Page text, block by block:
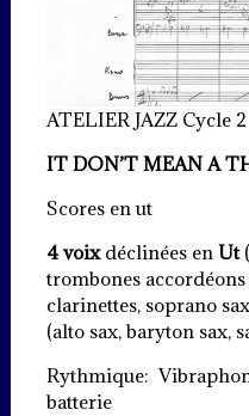
ATELIER JAZZ Cycle 2
IT DON’T MEAN A
Scores en ut
4 voixdéclinées en Ut
trombones accordéons
clarinettes, soprano
(alto sax, baryton sax,
Rythmique:
batterie